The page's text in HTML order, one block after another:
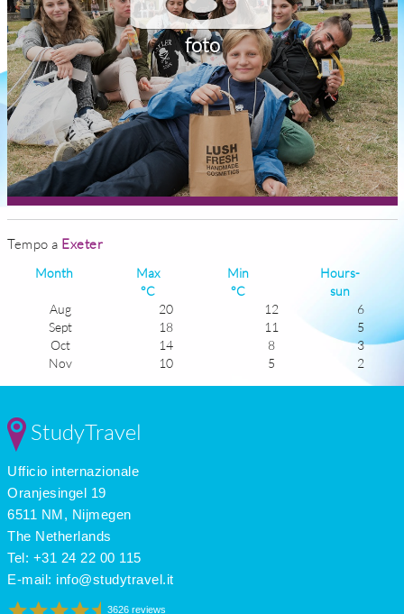
foto
Tempo a Exeter
Month
Max
°C
Min
°C
Hours-
sun
Aug
20 12
6
Sept
18 11
5
Oct
14 8
3
Nov
10 5
2
Mar
May
June
July
StudyTravel
Ufficio internazionale
Oranjesingel 19
6511 NM, Nijmegen
The Netherlands
Tel: +31 24 22 00 115
E-mail: info@studytravel.it
3626 reviews